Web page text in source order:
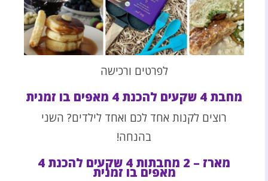
לפרטים ורכישה
מחבת 4 שקעים להכנת 4 מאפים בו זמנית
רוצים לקנות אחד לכם ואחד לילדים? השני
בהנחה!
מארז – 2 מחבתות 4 שקעים להכנת 4
מאפים בו זמנית